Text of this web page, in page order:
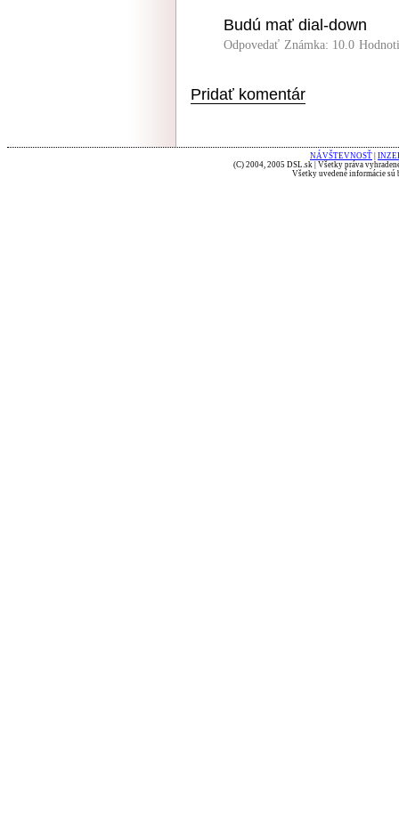
Budú mať dial-down
Odpovedať Známka: 10.0
Pridať komentár
NÁVŠTEVNOSŤ
(C) 2004, 2005 DSL.sk | Všetky práva
Všetky uvedené informácie sú